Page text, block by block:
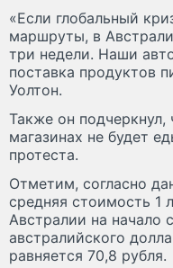
«Если глобальный
маршруты, в
три недели. Наши
поставка продуктов
Уолтон.
Также он подчеркнул,
магазинах не будет
протеста.
Отметим, согласно
средняя стоимость 1
Австралии на начало
австралийского
равняется 70,8 рубля.